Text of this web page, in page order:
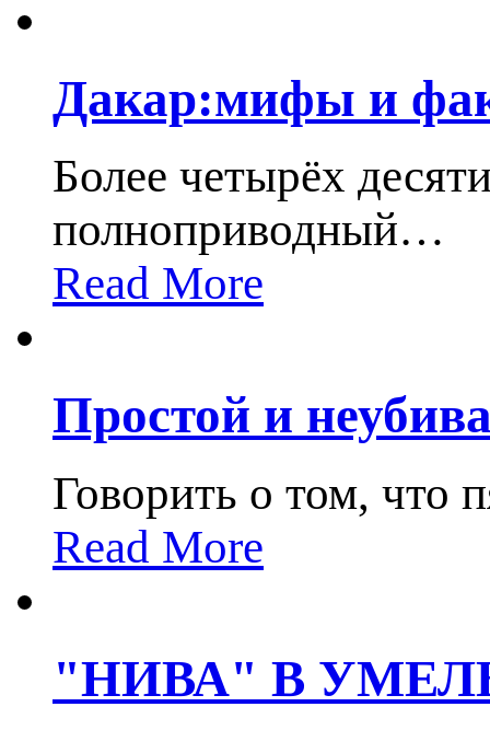
Дакар:мифы и
Более четырёх
полноприводный…
Read More
Простой и
Говорить о том, что
Read More
"НИВА" В